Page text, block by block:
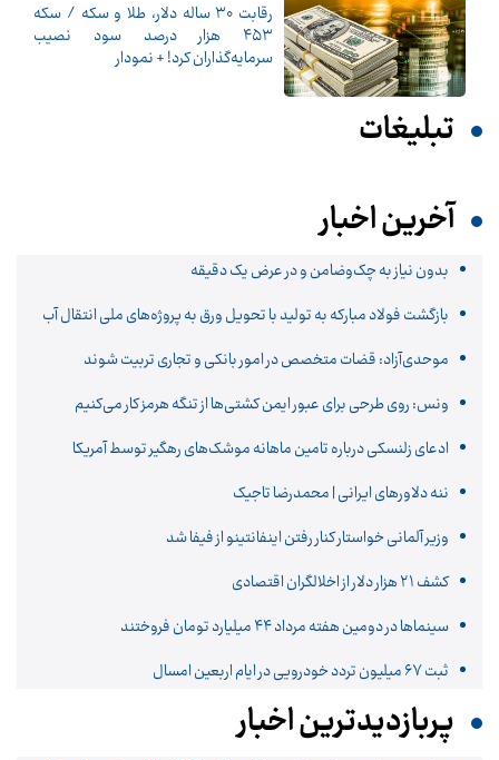
رقابت ۳۰ ساله دلار، طلا و سکه / سکه
۴۵۳ هزار درصد سود نصیب
سرمایه‌گذاران کرد! + نمودار
تبلیغات
آخرین اخبار
بدون نیاز به چک‌وضامن و در عرض یک دقیقه
بازگشت فولاد مبارکه به تولید با تحویل ورق به پروژه‌های ملی انتقال آب
موحدی‌آزاد: قضات متخصص در امور بانکی و تجاری تربیت شوند
ونس: روی طرحی برای عبور ایمن کشتی‌ها از تنگه هرمز کار می‌کنیم
ادعای زلنسکی درباره تامین ماهانه موشک‌های رهگیر توسط آمریکا
ننه دلاورهای ایرانی | محمدرضا تاجیک
وزیر آلمانی خواستار کنار رفتن اینفانتینو از فیفا شد
کشف ۲۱ هزار دلار از اخلالگران اقتصادی
سینماها در دومین هفته‌ مرداد ۴۴ میلیارد تومان فروختند
ثبت ۶۷ میلیون تردد خودرویی در ایام اربعین امسال
پربازدیدترین اخبار